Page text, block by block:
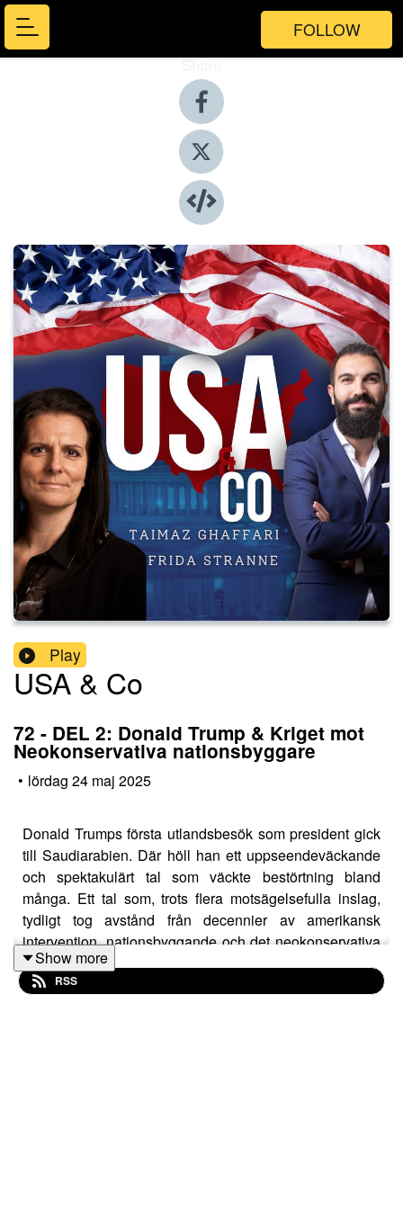
FOLLOW
Share
Play
USA & Co
72 - DEL 2: Donald Trump & Kriget mot
Neokonservativa nationsbyggare
• lördag 24 maj 2025
Donald Trumps första utlandsbesök som president gick
till Saudiarabien. Där höll han ett uppseendeväckande
och spektakulärt tal som väckte bestörtning bland
många. Ett tal som, trots flera motsägelsefulla inslag,
tydligt tog avstånd från decennier av amerikansk
intervention, nationsbyggande och det neokonservativa
tankegodset.
Vad menade Trump egentligen? Varför sa han det?
Show more
RSS